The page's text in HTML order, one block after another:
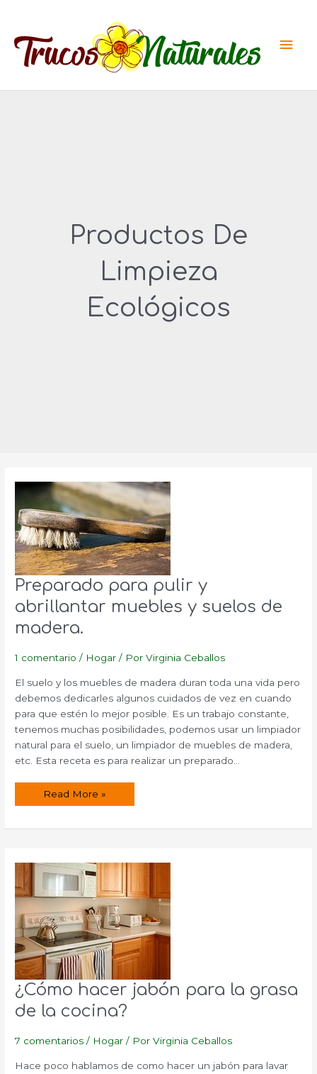
contenido
Productos De
Limpieza
Ecológicos
Preparado para pulir y
abrillantar muebles y suelos de
madera.
1 comentario / Hogar / PorVirginia Ceballos
El suelo y los muebles de madera duran toda una vida pero
debemos dedicarles algunos cuidados de vez en cuando
para que estén lo mejor posible. Es un trabajo constante,
tenemos muchas posibilidades, podemos usar un limpiador
natural para el suelo, un limpiador de muebles de madera,
etc. Esta receta es para realizar un preparado…
Preparado
abrillantar
de
madera.
Read More »
¿Cómo hacer jabón para la grasa
de la cocina?
7 comentarios / Hogar / PorVirginia Ceballos
Hace poco hablamos de como hacer un jabón para lavar